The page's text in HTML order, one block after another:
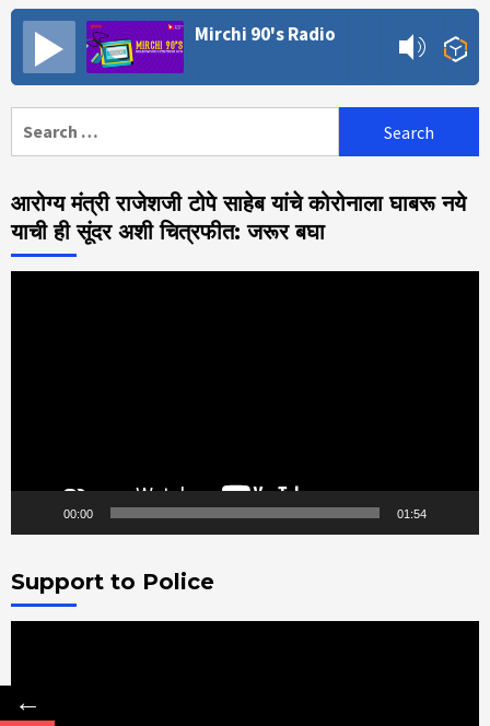
Mirchi 90's Radio
आरोग्य मंत्री राजेशजी टोपे साहेब यांचे कोरोनाला घाबरू नये
याची ही सूंदर अशी चित्रफीत: जरूर बघा
00:00 01:54
Support to Police
←